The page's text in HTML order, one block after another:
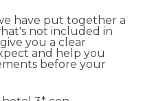
have put together a
not included in
you a clear
and help you
before your